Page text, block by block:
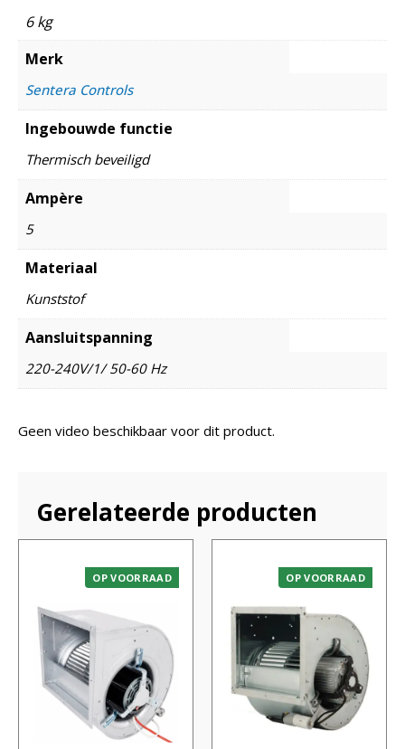
6 kg
Merk
Sentera Controls
Ingebouwde functie
Thermisch beveiligd
Ampère
5
Materiaal
Kunststof
Aansluitspanning
220-240V/1/ 50-60 Hz
Geen video beschikbaar voor dit product.
Gerelateerde producten
OP VOORRAAD OP VOORRAAD